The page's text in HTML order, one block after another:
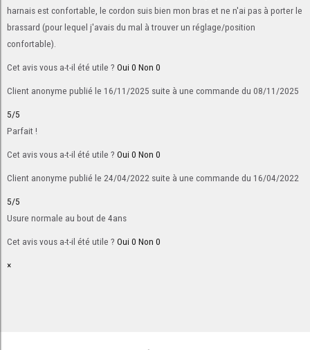
harnais est confortable, le cordon suis bien mon bras et ne n'ai pas à porter le
brassard (pour lequel j'avais du mal à trouver un réglage/position
confortable).
Cet avis vous a-t-il été utile ? Oui0 Non 0
Client anonyme publié le 16/11/2025 suite à une commande du 08/11/2025
5/5
Parfait !
Cet avis vous a-t-il été utile ? Oui0 Non 0
Client anonyme publié le 24/04/2022 suite à une commande du 16/04/2022
5/5
Usure normale au bout de 4ans
Cet avis vous a-t-il été utile ? Oui0 Non 0
×